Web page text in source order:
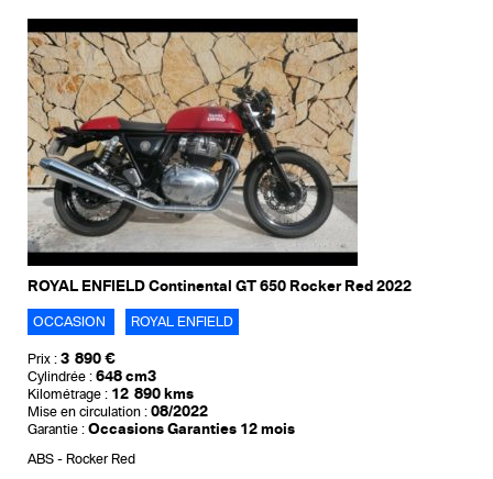
ROYAL ENFIELD Continental GT 650 Rocker Red 2022
OCCASION ROYAL ENFIELD
Prix : 3 890 €
Cylindrée : 648 cm3
Kilométrage : 12 890 kms
Mise en circulation : 08/2022
Garantie : Occasions Garanties 12 mois
ABS
Rocker Red